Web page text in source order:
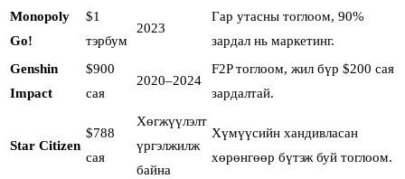
Monopoly
Go!
$1
тэрбум
2023
Гар утасны тоглоом, 90%
зардал нь маркетинг.
Genshin
Impact
$900
сая
2020–2024
F2P тоглоом, жил бүр $200 сая
зардалтай.
Star Citizen
$788
сая
Хөгжүүлэлт
үргэлжилж
байна
Хүмүүсийн хандивласан
хөрөнгөөр бүтэж буй тоглоом.